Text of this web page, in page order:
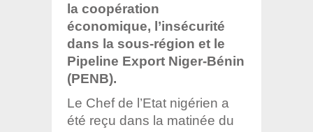
la coopération
économique, l’insécurité
dans la sous-région et le
Pipeline Export Niger-Bénin
(PENB).
Le Chef de l’Etat nigérien a
été reçu dans la matinée du